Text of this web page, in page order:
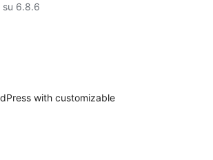
su 6.8.6
with customizable